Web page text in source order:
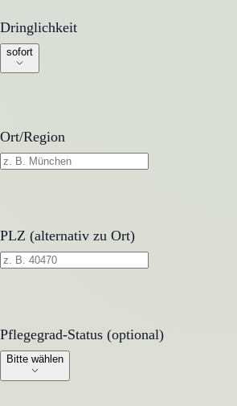
Dringlichkeit
Dringlichkeit
sofort
Ort/Region
PLZ (alternativ zu Ort)
Pflegegrad-Status (optional)
Pflegegrad-Status (optional)
Bitte wählen